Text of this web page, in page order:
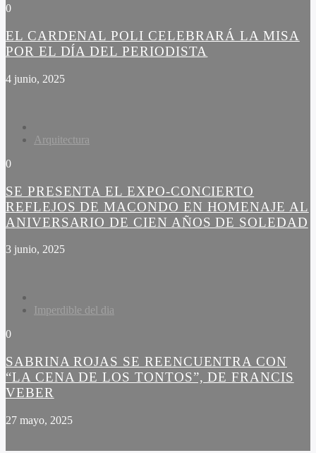
0
EL CARDENAL POLI CELEBRARÁ LA MISA
POR EL DÍA DEL PERIODISTA
4 junio, 2025
Arquitectura
0
SE PRESENTA EL EXPO-CONCIERTO
REFLEJOS DE MACONDO EN HOMENAJE AL
ANIVERSARIO DE CIEN AÑOS DE SOLEDAD
3 junio, 2025
Imperdible del dia
0
SABRINA ROJAS SE REENCUENTRA CON
“LA CENA DE LOS TONTOS”, DE FRANCIS
VEBER
27 mayo, 2025